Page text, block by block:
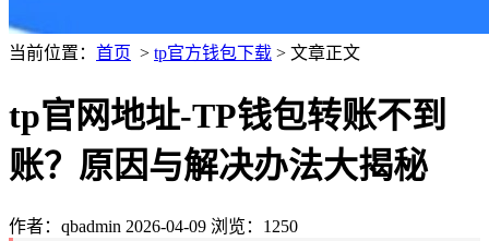
当前位置： 首页 > tp官方钱包下载 > 文章正文
tp官网地址-TP钱包转账不到
账？原因与解决办法大揭秘
作者：qbadmin 2026-04-09 浏览：1250